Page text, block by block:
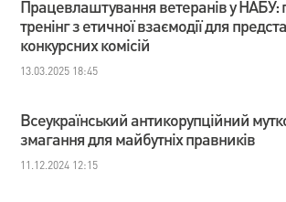
Працевлаштування ветеранів у НАБУ:
тренінг з етичної взаємодії для
конкурсних комісій
13.03.2025 18:45
Всеукраїнський антикорупційний
змагання для майбутніх правників
11.12.2024 12:15